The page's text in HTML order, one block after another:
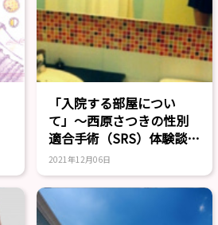
「入院する部屋につい
て」～西原さつきの性別
適合手術（SRS）体験談６
【改訂版】
2021年12月06日